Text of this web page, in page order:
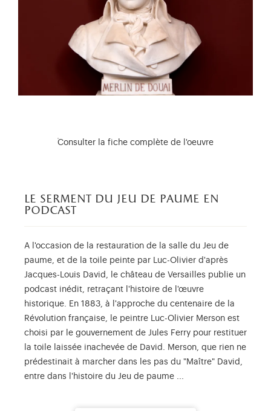
Consulter la fiche complète de l'oeuvre
le serment du jeu de paume en
podcast
A l'occasion de la restauration de la salle du Jeu de
paume, et de la toile peinte par Luc-Olivier d'après
Jacques-Louis David, le château de Versailles publie un
podcast inédit, retraçant l'histoire de l'œuvre
historique. En 1883, à l'approche du centenaire de la
Révolution française, le peintre Luc-Olivier Merson est
choisi par le gouvernement de Jules Ferry pour restituer
la toile laissée inachevée de David. Merson, que rien ne
prédestinait à marcher dans les pas du "Maître" David,
entre dans l'histoire du Jeu de paume ...